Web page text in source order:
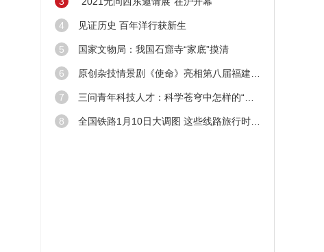
4 见证历史 百年洋行获新生
5 国家文物局：我国石窟寺“家底”摸清
6 原创杂技情景剧《使命》亮相第八届福建艺术节
7 三问青年科技人才：科学苍穹中怎样的“新星”在闪耀
8 全国铁路1月10日大调图 这些线路旅行时间缩短！